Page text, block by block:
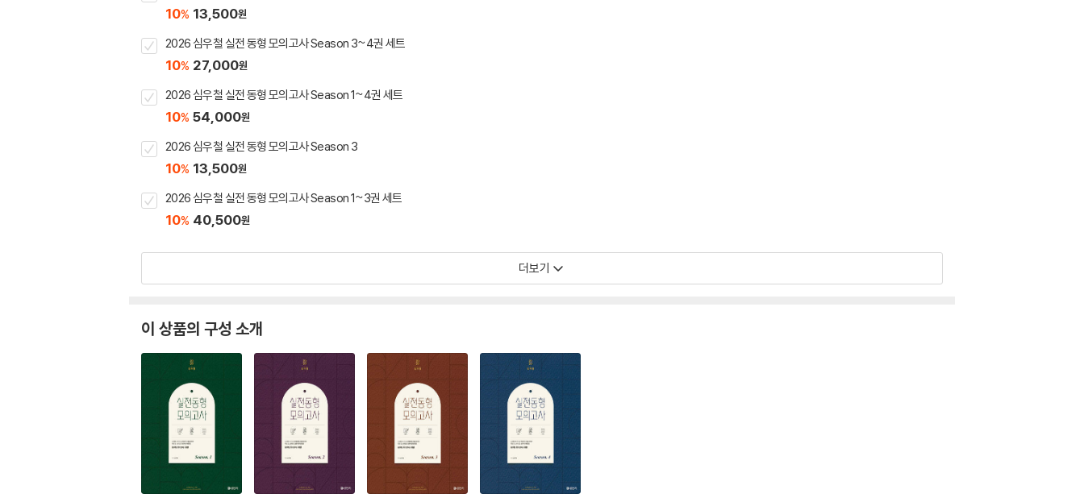
10% 13,500원
2026 심우철 실전 동형 모의고사 Season 3~4권 세트
10% 27,000원
2026 심우철 실전 동형 모의고사 Season 1~4권 세트
10% 54,000원
2026 심우철 실전 동형 모의고사 Season 3
10% 13,500원
2026 심우철 실전 동형 모의고사 Season 1~3권 세트
10% 40,500원
더보기
이 상품의 구성 소개